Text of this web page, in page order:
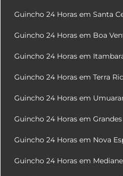
Guincho 24 Horas em Santa
Guincho 24 Horas em Boa
Guincho 24 Horas em
Guincho 24 Horas em Terra
Guincho 24 Horas em
Guincho 24 Horas em Grandes
Guincho 24 Horas em Nova
Guincho 24 Horas em